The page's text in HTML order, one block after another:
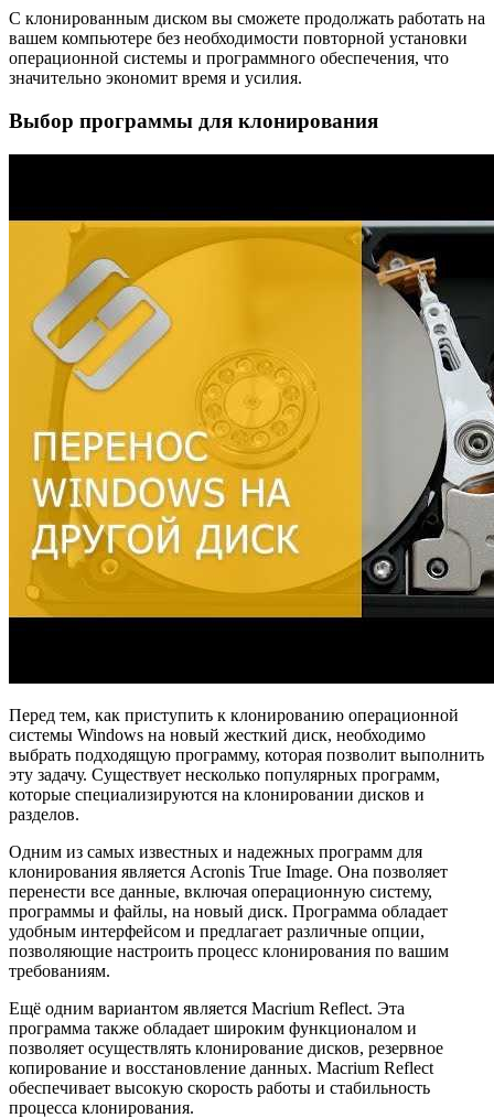
С клонированным диском вы сможете продолжать работать на
вашем компьютере без необходимости повторной установки
операционной системы и программного обеспечения, что
значительно экономит время и усилия.
Выбор программы для клонирования
Перед тем, как приступить к клонированию операционной
системы Windows на новый жесткий диск, необходимо
выбрать подходящую программу, которая позволит выполнить
эту задачу. Существует несколько популярных программ,
которые специализируются на клонировании дисков и
разделов.
Одним из самых известных и надежных программ для
клонирования является Acronis True Image. Она позволяет
перенести все данные, включая операционную систему,
программы и файлы, на новый диск. Программа обладает
удобным интерфейсом и предлагает различные опции,
позволяющие настроить процесс клонирования по вашим
требованиям.
Ещё одним вариантом является Macrium Reflect. Эта
программа также обладает широким функционалом и
позволяет осуществлять клонирование дисков, резервное
копирование и восстановление данных. Macrium Reflect
обеспечивает высокую скорость работы и стабильность
процесса клонирования.